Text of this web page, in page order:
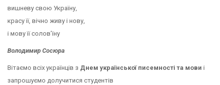
вишневу свою Україну,
красу її, вічно живу і нову,
і мову її солов’їну
Володимир Сосюра
Вітаємо всіх українців з Днем української писемності та мови і
запрошуємо долучитися студентів